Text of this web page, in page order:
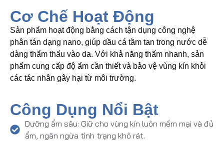
Cơ Chế Hoạt Động
Sản phẩm hoạt động bằng cách tận dụng công nghệ
phân tán dạng nano, giúp dầu cá tầm tan trong nước dễ
dàng thẩm thấu vào da. Với khả năng thấm nhanh, sản
phẩm cung cấp độ ẩm cần thiết và bảo vệ vùng kín khỏi
các tác nhân gây hại từ môi trường.
Công Dụng Nổi Bật
Dưỡng ẩm sâu: Giữ cho vùng kín luôn mềm mại và đủ
ẩm, ngăn ngừa tình trạng khô rát.